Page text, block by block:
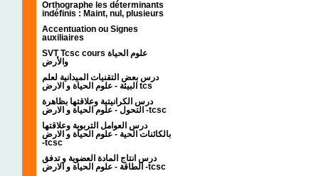
Orthographe les déterminants
indéfinis : Maint, nul, plusieurs
Accentuation ou Signes
auxiliaires
SVT Tcsc cours علوم الحياة
والأرض
درس بعض التقنيات الميدانية لعلم
البيئة - علوم الحياة و الارض tcs
درس الكرانيتية وعلاقتها بظاهرة
التحول - علوم الحياة و الارض -tcsc
درس العوامل التربوية وعلاقتها
بالكائنات الحية - علوم الحياة و الارض
-tcsc
درس انتاج المادة العضوية و تدفق
الطاقة - علوم الحياة و الارض -tcsc